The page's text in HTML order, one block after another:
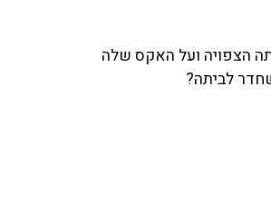
הצפויה ועל האקס שלה
לביתה?